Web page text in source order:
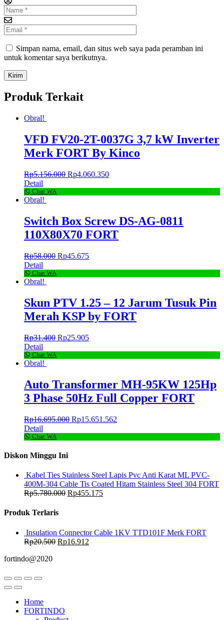
Simpan nama, email, dan situs web saya pada peramban ini
untuk komentar saya berikutnya.
Produk Terkait
Obral!
VFD FV20-2T-0037G 3,7 kW Inverter
Merk FORT By Kinco
Rp5.156.000 Rp4.060.350
Detail
Chat WA
Obral!
Switch Box Screw DS-AG-0811
110X80X70 FORT
Rp58.000 Rp45.675
Detail
Chat WA
Obral!
Skun PTV 1.25 – 12 Jarum Tusuk Pin
Merah KSP by FORT
Rp31.400 Rp25.905
Detail
Chat WA
Obral!
Auto Transformer MH-95KW 125Hp
3 Phase 50Hz Full Copper FORT
Rp16.695.000 Rp15.651.562
Detail
Chat WA
Diskon Minggu Ini
Kabel Ties Stainless Steel Lapis Pvc Anti Karat ML PVC-
400M-304 Cable Tis Coated Hitam Stainless Steel 304 FORT
Rp5.780.000 Rp455.175
Produk Terlaris
Insulation Connector Cable 1KV TTD101F Merk FORT
Rp20.500 Rp16.912
fortindo@2020
Home
FORTINDO